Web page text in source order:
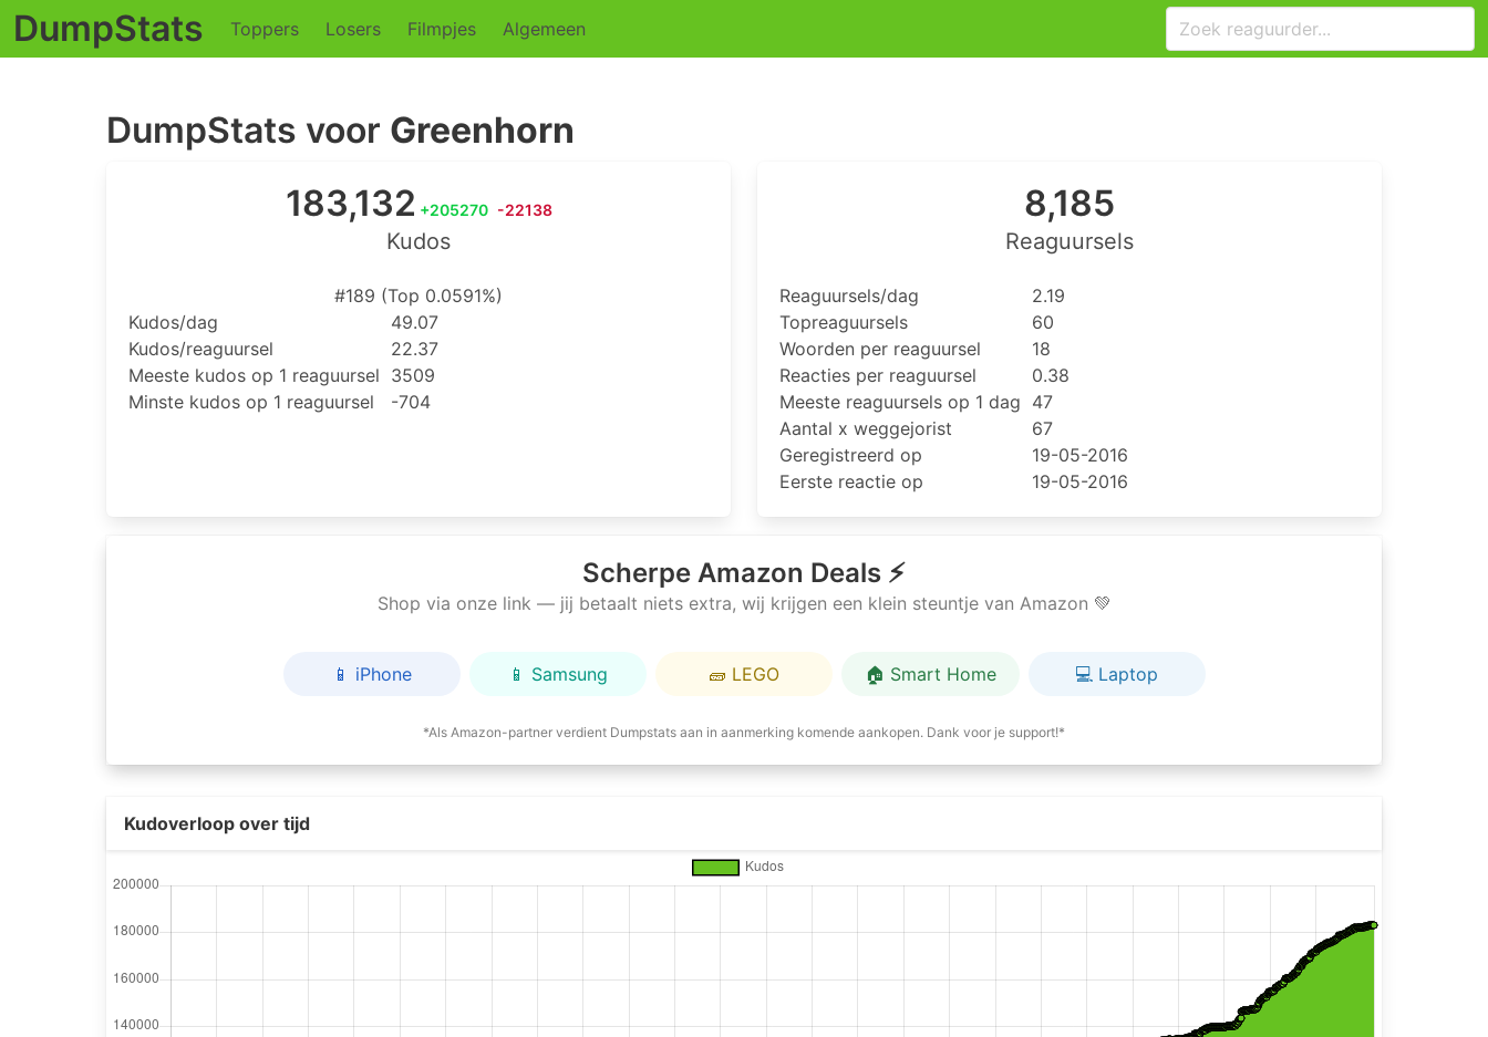
DumpStats Toppers Losers Filmpjes Algemeen
DumpStats voor Greenhorn
183,132 +205270 -22138
Kudos
#189 (Top 0.0591%)
Kudos/dag
49.07
Kudos/reaguursel
22.37
Meeste kudos op 1 reaguursel 3509
Minste kudos op 1 reaguursel
-704
8,185
Reaguursels
Reaguursels/dag
2.19
Topreaguursels
60
Woorden per reaguursel
18
Reacties per reaguursel
0.38
Meeste reaguursels op 1 dag 47
Aantal x weggejorist
67
Geregistreerd op
19-05-2016
Eerste reactie op
19-05-2016
Scherpe Amazon Deals ⚡
Shop via onze link — jij betaalt niets extra, wij krijgen een klein steuntje van Amazon 💚
📱 iPhone 📱 Samsung 🧱 LEGO 🏠 Smart Home 💻 Laptop
*Als Amazon-partner verdient Dumpstats aan in aanmerking komende aankopen. Dank voor je support!*
Kudoverloop over tijd